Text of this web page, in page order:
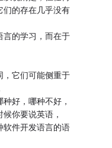
们的存在几乎没有
言的学习，而在于
，它们可能侧重于
好，哪种不好，
你要说英语，
软件开发语言的语